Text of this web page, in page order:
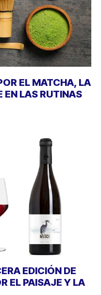
EL MATCHA, LA
EN LAS RUTINAS
EDICIÓN DE
EL PAISAJE Y LA